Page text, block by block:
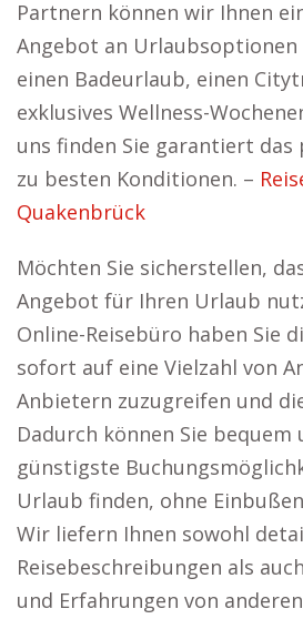
Partnern können wir Ihnen
Angebot an Urlaubsoptionen
einen Badeurlaub, einen
exklusives Wellness-
uns finden Sie garantiert das
zu besten Konditionen. –
Quakenbrück
Möchten Sie sicherstellen,
Angebot für Ihren Urlaub
Online-Reisebüro haben Sie
sofort auf eine Vielzahl von
Anbietern zuzugreifen und
Dadurch können Sie bequem
günstigste
Urlaub finden, ohne
Wir liefern Ihnen sowohl
Reisebeschreibungen als
und Erfahrungen von